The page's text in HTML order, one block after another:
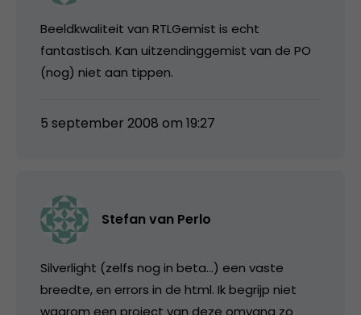
Beeldkwaliteit van RTLGemist is echt
fantastisch. Kan uitzendinggemist van de PO
(nog) niet aan tippen.
5 september 2008 om 19:27
Stefan van Perlo
Silverlight (zelfs nog in beta…) een vaste
breedte, en errors in de html. Ik begrijp niet
waarom een project van deze omvang zo